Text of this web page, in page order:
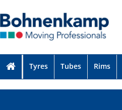
Tyres Tubes Rims